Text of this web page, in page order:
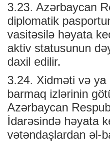
3.23. Azərbaycan
diplomatik
vasitəsilə həyata
aktiv statusunun
daxil edilir.
3.24. Xidməti və ya
barmaq izlərinin
Azərbaycan
İdarəsində həyata
vətəndaşlardan əl-